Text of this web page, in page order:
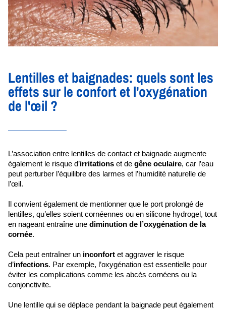
Lentilles et baignades: quels sont les
effets sur le confort et l'oxygénation
de l'œil ?
L’association entre lentilles de contact et baignade augmente
également le risque d’irritations et de gêne oculaire, car l’eau
peut perturber l’équilibre des larmes et l’humidité naturelle de
l’œil.
Il convient également de mentionner que le port prolongé de
lentilles, qu’elles soient cornéennes ou en silicone hydrogel, tout
en nageant entraîne une diminution de l’oxygénation de la
cornée.
Cela peut entraîner un inconfort et aggraver le risque
d’infections. Par exemple, l’oxygénation est essentielle pour
éviter les complications comme les abcès cornéens ou la
conjonctivite.